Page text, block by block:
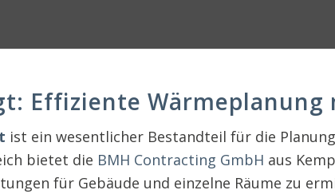
Effiziente
ist ein wesentlicher Bestandteil für die
bietet die BMH Contracting GmbH aus
für Gebäude und einzelne Räume zu